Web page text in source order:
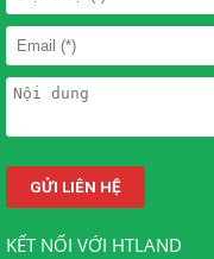
KẾT NỐI VỚI HTLAND